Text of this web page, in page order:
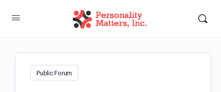
Public Forum